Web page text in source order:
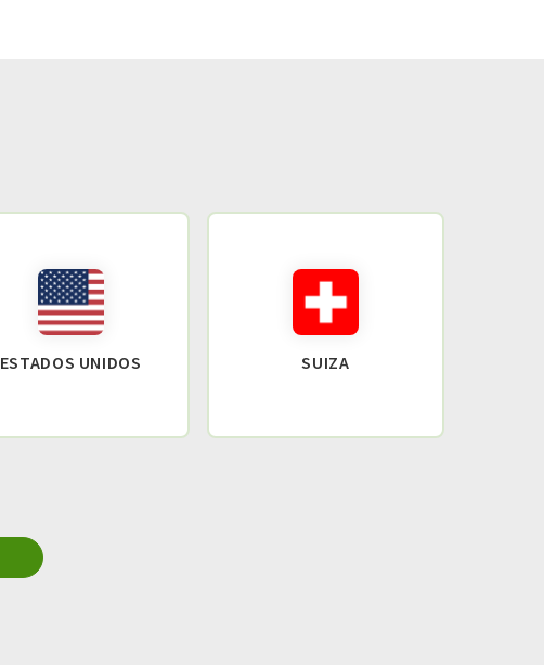
ESTADOS UNIDOS SUIZA